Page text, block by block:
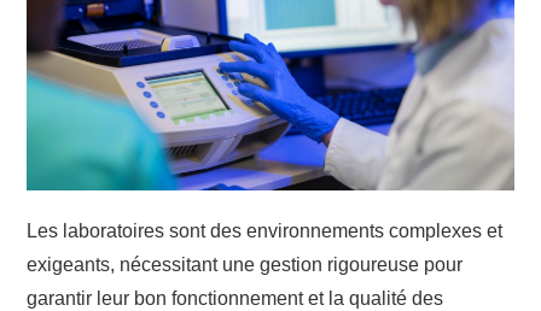
Les laboratoires sont des environnements complexes et
exigeants, nécessitant une gestion rigoureuse pour
garantir leur bon fonctionnement et la qualité des